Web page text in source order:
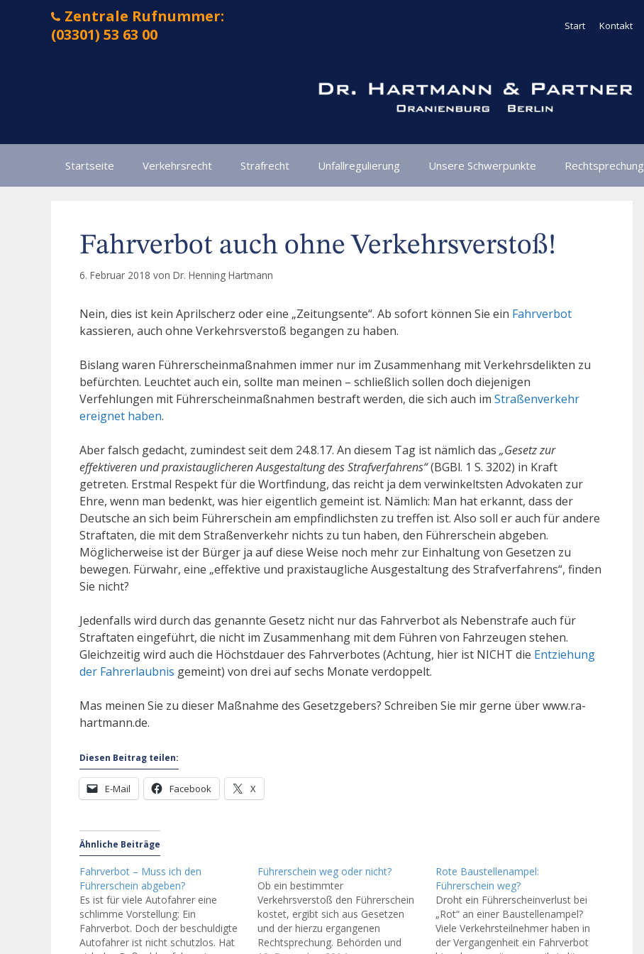
Zentrale Rufnummer:
(03301) 53 63 00
Start Kontakt
Startseite Verkehrsrecht Strafrecht Unfallregulierung Unsere Schwerpunkte Rechtsprechung
Fahrverbot auch ohne Verkehrsverstoß!
6. Februar 2018 von Dr. Henning Hartmann
Nein, dies ist kein Aprilscherz oder eine „Zeitungsente“. Ab sofort können Sie ein Fahrverbot
kassieren, auch ohne Verkehrsverstoß begangen zu haben.
Bislang waren Führerscheinmaßnahmen immer nur im Zusammenhang mit Verkehrsdelikten zu
befürchten. Leuchtet auch ein, sollte man meinen – schließlich sollen doch diejenigen
Verfehlungen mit Führerscheinmaßnahmen bestraft werden, die sich auch im Straßenverkehr
ereignet haben.
Aber falsch gedacht, zumindest seit dem 24.8.17. An diesem Tag ist nämlich das „Gesetz zur
effektiveren und praxistauglicheren Ausgestaltung des Strafverfahrens“(BGBl. 1 S. 3202) in Kraft
getreten. Erstmal Respekt für die Wortfindung, das reicht ja dem verwinkeltsten Advokaten zur
Ehre, wenn man bedenkt, was hier eigentlich gemeint ist. Nämlich: Man hat erkannt, dass der
Deutsche an sich beim Führerschein am empfindlichsten zu treffen ist. Also soll er auch für andere
Straftaten, die mit dem Straßenverkehr nichts zu tun haben, den Führerschein abgeben.
Möglicherweise ist der Bürger ja auf diese Weise noch mehr zur Einhaltung von Gesetzen zu
bewegen. Fürwahr, eine „effektive und praxistaugliche Ausgestaltung des Strafverfahrens“, finden
Sie nicht?
Jedenfalls wird durch das genannte Gesetz nicht nur das Fahrverbot als Nebenstrafe auch für
Straftaten eingeführt, die nicht im Zusammenhang mit dem Führen von Fahrzeugen stehen.
Gleichzeitig wird auch die Höchstdauer des Fahrverbotes (Achtung, hier ist NICHT die Entziehung
der Fahrerlaubnis gemeint) von drei auf sechs Monate verdoppelt.
Mas meinen Sie zu dieser Maßnahme des Gesetzgebers? Schreiben Sie mir gerne über www.ra-
hartmann.de.
Diesen Beitrag teilen:
E-Mail Facebook X
Ähnliche Beiträge
Fahrverbot – Muss ich den
Führerschein abgeben?
Es ist für viele Autofahrer eine
schlimme Vorstellung: Ein
Fahrverbot. Doch der beschuldigte
Autofahrer ist nicht schutzlos. Hat
Führerschein weg oder nicht?
Ob ein bestimmter
Verkehrsverstoß den Führerschein
kostet, ergibt sich aus Gesetzen
und der hierzu ergangenen
Rechtsprechung. Behörden und
Rote Baustellenampel:
Führerschein weg?
Droht ein Führerscheinverlust bei
„Rot“ an einer Baustellenampel?
Viele Verkehrsteilnehmer haben in
der Vergangenheit ein Fahrverbot